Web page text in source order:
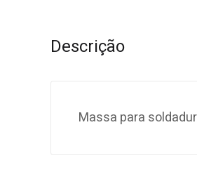
Descrição
Massa para